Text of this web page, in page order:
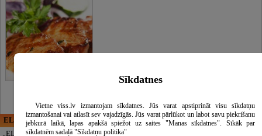
ELECTRIC ENERGY
„ELECTRIC
CĒSU APBEDĪŠANAS
Sīkdatnes
Vietne viss.lv izmantojam sīkdatnes. Jūs varat apstiprināt visu sīkdatņu
izmantošanai vai atlasīt sev vajadzīgās. Jūs varat pārlūkot un labot savu piekrišanu
jebkurā laikā, lapas apakšā spiežot uz saites "Manas sīkdatnes". Sīkāk par
sīkdatnēm sadaļā "Sīkdatņu politika"